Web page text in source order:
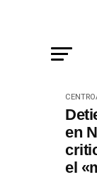
en
el